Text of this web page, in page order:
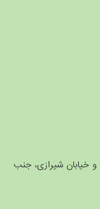
خیابان شیرازی، جنب